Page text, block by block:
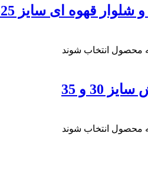
ای سایز 25، 30 و35
محصول انتخاب شوند
و 35
محصول انتخاب شوند